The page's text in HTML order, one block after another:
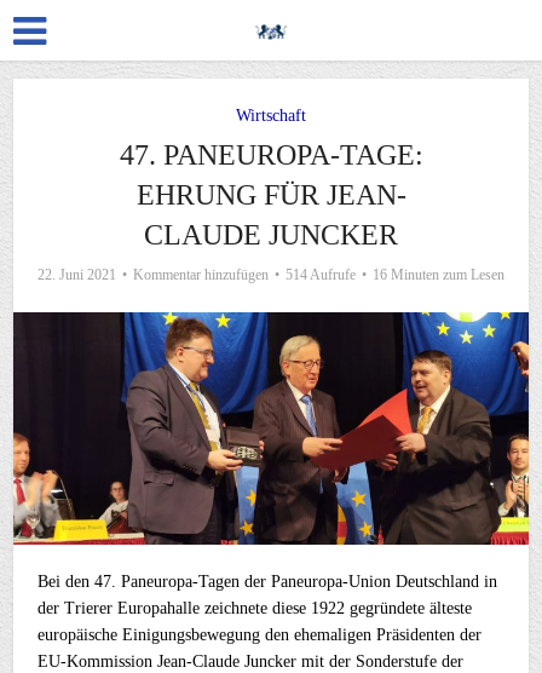
Wirtschaft
47. PANEUROPA-TAGE:
EHRUNG FÜR JEAN-
CLAUDE JUNCKER
22. Juni 2021 Kommentar hinzufügen 514 Aufrufe 16 Minuten zum Lesen
Bei den 47. Paneuropa-Tagen der Paneuropa-Union Deutschland in
der Trierer Europahalle zeichnete diese 1922 gegründete älteste
europäische Einigungsbewegung den ehemaligen Präsidenten der
EU-Kommission Jean-Claude Juncker mit der Sonderstufe der